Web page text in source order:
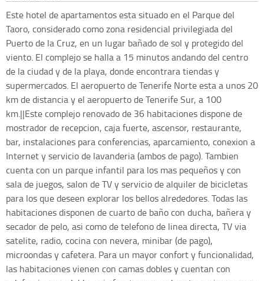
Este hotel de apartamentos esta situado en el Parque del
Taoro, considerado como zona residencial privilegiada del
Puerto de la Cruz, en un lugar bañado de sol y protegido del
viento. El complejo se halla a 15 minutos andando del centro
de la ciudad y de la playa, donde encontrara tiendas y
supermercados. El aeropuerto de Tenerife Norte esta a unos 20
km de distancia y el aeropuerto de Tenerife Sur, a 100
km.||Este complejo renovado de 36 habitaciones dispone de
mostrador de recepcion, caja fuerte, ascensor, restaurante,
bar, instalaciones para conferencias, aparcamiento, conexion a
Internet y servicio de lavanderia (ambos de pago). Tambien
cuenta con un parque infantil para los mas pequeños y con
sala de juegos, salon de TV y servicio de alquiler de bicicletas
para los que deseen explorar los bellos alrededores. Todas las
habitaciones disponen de cuarto de baño con ducha, bañera y
secador de pelo, asi como de telefono de linea directa, TV via
satelite, radio, cocina con nevera, minibar (de pago),
microondas y cafetera. Para un mayor confort y funcionalidad,
las habitaciones vienen con camas dobles y cuentan con